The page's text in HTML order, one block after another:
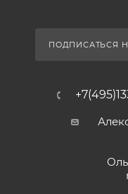
ПОДПИСАТЬСЯ